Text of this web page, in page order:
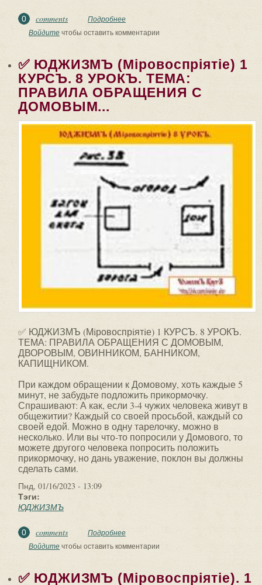
0 comments Подробнее
КУРСЪ. 9 УРОКЪ. ТЕМА: КРУГЪ
Войдитечтобы оставить комментарии
✅ ЮДЖИЗМЪ (Мiровоспрiятiе) 1
КУРСЪ. 8 УРОКЪ. ТЕМА:
ПРАВИЛА ОБРАЩЕНИЯ С
ДОМОВЫМ...
✅ ЮДЖИЗМЪ (Мiровоспрiятiе) 1 КУРСЪ. 8 УРОКЪ.
ТЕМА: ПРАВИЛА ОБРАЩЕНИЯ С ДОМОВЫМ,
ДВОРОВЫМ, ОВИННИКОМ, БАННИКОМ,
КАПИЩНИКОМ.
При каждом обращении к Домовому, хоть каждые 5
минут, не забудьте подложить прикормочку.
Спрашивают: А как, если 3-4 чужих человека живут в
общежитии? Каждый со своей просьбой, каждый со
своей едой. Можно в одну тарелочку, можно в
несколько. Или вы что-то попросили у Домового, то
можете другого человека попросить положить
прикормочку, но дань уважение, поклон вы должны
сделать сами.
Пнд, 01/16/2023 - 13:09
Тэги:
ЮДЖИЗМЪ
0 comments Подробнее
КУРСЪ. 8 УРОКЪ. ТЕМА: ПРАВИЛА
Войдитечтобы оставить комментарии
✅ ЮДЖИЗМЪ (Мiровоспрiятiе). 1